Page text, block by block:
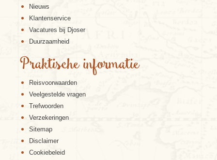
Nieuws
Klantenservice
Vacatures bij Djoser
Duurzaamheid
Praktische informatie
Reisvoorwaarden
Veelgestelde vragen
Trefwoorden
Verzekeringen
Sitemap
Disclaimer
Cookiebeleid